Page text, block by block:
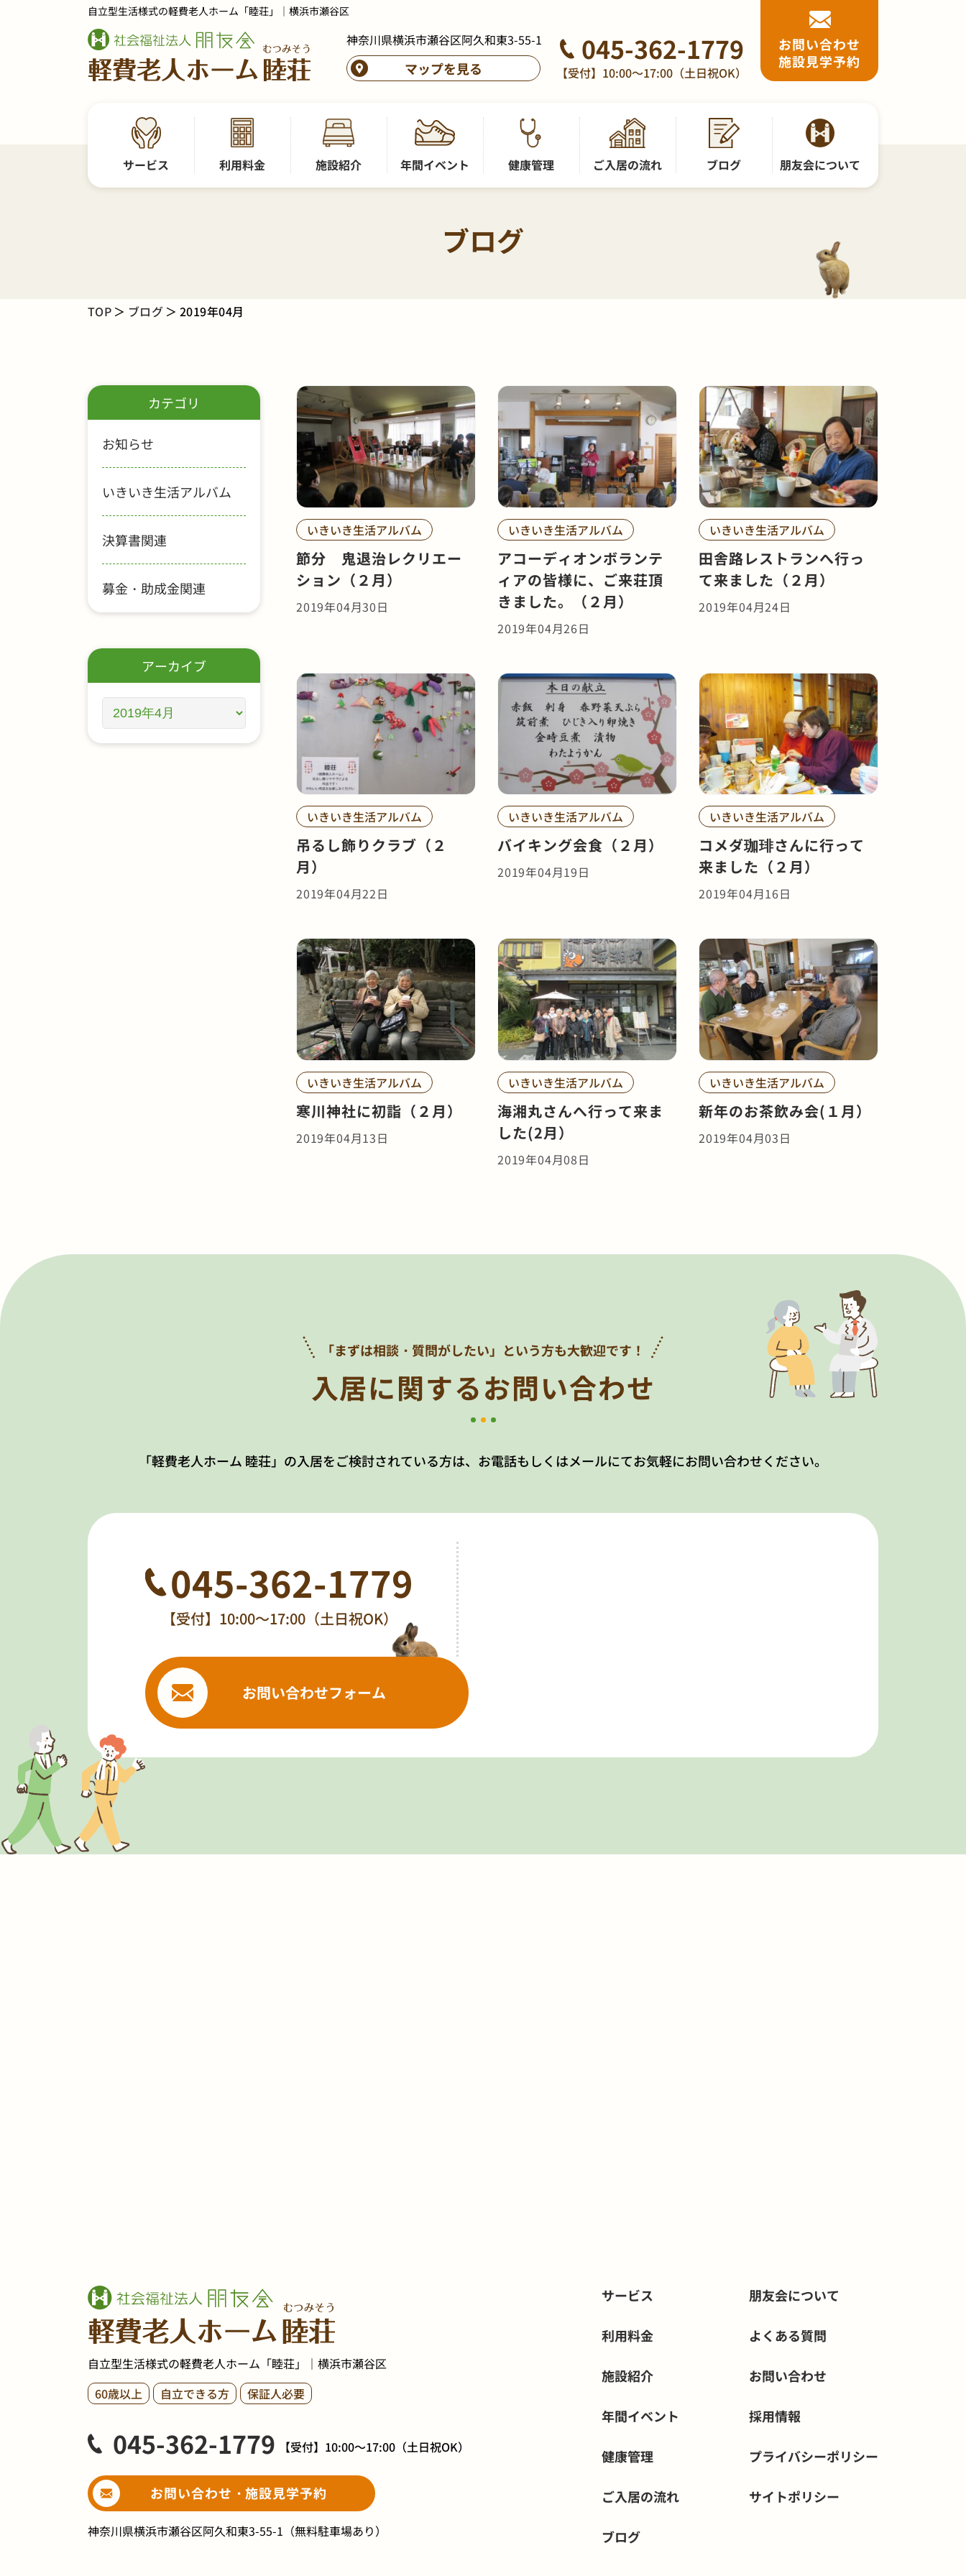
自立型生活様式の軽費老人ホーム「睦荘」｜横浜市瀬谷区
神奈川県横浜市瀬谷区阿久和東3-55-1
マップを見る
045-362-1779
【受付】10:00～17:00（土日祝OK）
お問い合わせ
施設見学予約
サービス 利用料金 施設紹介 年間イベント 健康管理 ご入居の流れ ブログ 朋友会について
ブログ
TOP ブログ 2019年04月
カテゴリ
お知らせ
いきいき生活アルバム
決算書関連
募金・助成金関連
アーカイブ
いきいき生活アルバム
節分 鬼退治レクリエー
ション（２月）
2019年04月30日
いきいき生活アルバム
アコーディオンボランテ
ィアの皆様に、ご来荘頂
きました。（２月）
2019年04月26日
いきいき生活アルバム
田舎路レストランへ行っ
て来ました（２月）
2019年04月24日
いきいき生活アルバム
吊るし飾りクラブ（２
月）
2019年04月22日
いきいき生活アルバム
バイキング会食（２月）
2019年04月19日
いきいき生活アルバム
コメダ珈琲さんに行って
来ました（２月）
2019年04月16日
いきいき生活アルバム
寒川神社に初詣（２月）
2019年04月13日
いきいき生活アルバム
海湘丸さんへ行って来ま
した(2月）
2019年04月08日
いきいき生活アルバム
新年のお茶飲み会(１月）
2019年04月03日
「まずは相談・質問がしたい」 という方も大歓迎です！
入居に関するお問い合わせ
「軽費老人ホーム 睦荘」の入居をご検討されている方は、お電話もしくはメールにてお気軽にお問い合わせください。
045-362-1779
【受付】10:00～17:00（土日祝OK）
お問い合わせフォーム
自立型生活様式の軽費老人ホーム「睦荘」｜横浜市瀬谷区
60歳以上
自立できる方 保証人必要
サービス
利用料金
施設紹介
年間イベント
健康管理
ご入居の流れ
ブログ
朋友会について
よくある質問
お問い合わせ
採用情報
プライバシーポリシー
サイトポリシー
045-362-1779 【受付】 10:00～17:00 （土日祝OK）
お問い合わせ・施設見学予約
神奈川県横浜市瀬谷区阿久和東3-55-1 （無料駐車場あり）